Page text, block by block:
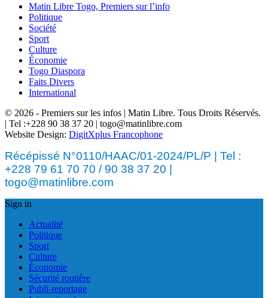
Matin Libre Togo, Premiers sur l’info
Politique
Société
Sport
Culture
Économie
Togo Diaspora
Faits Divers
International
© 2026 - Premiers sur les infos | Matin Libre. Tous Droits Réservés.
| Tel :+228 90 38 37 20 | togo@matinlibre.com
Website Design: DigitXplus Francophone
Récépissé N°0110/HAAC/01-2024/PL/P | Tel :
+228 79 61 70 70 / 90 38 37 20 |
togo@matinlibre.com
Sign in
Actualité
Politique
Sport
Culture
Économie
Sécurité routière
Publi-reportage